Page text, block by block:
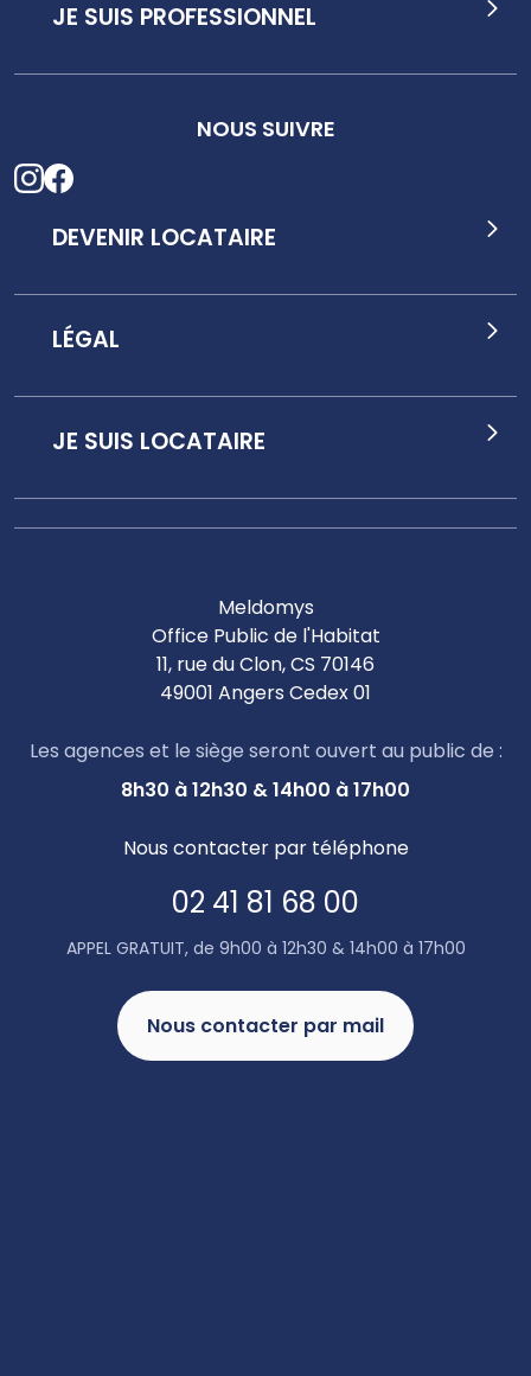
Meldomys
Office Public de l'Habitat
11, rue du Clon, CS 70146
49001 Angers Cedex 01
Les agences et le siège seront ouvert au public de :
8h30 à 12h30 & 14h00 à 17h00
Nous contacter par téléphone
02 41 81 68 00
APPEL GRATUIT, de 9h00 à 12h30 & 14h00 à 17h00
Nous contacter par mail
JE SUIS LOCATAIRE
DEVENIR LOCATAIRE
LÉGAL
JE SUIS PROFESSIONNEL
NOUS SUIVRE